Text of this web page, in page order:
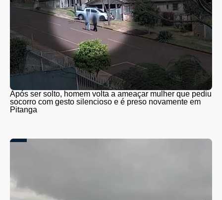
Após ser solto, homem volta a ameaçar mulher que pediu
socorro com gesto silencioso e é preso novamente em
Pitanga